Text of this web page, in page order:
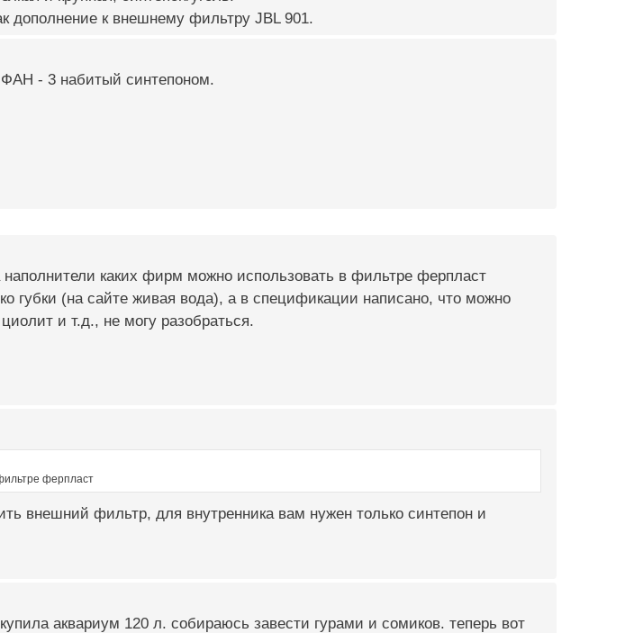
дополнение к внешнему фильтру JBL 901.
ФАН - 3 набитый синтепоном.
каких фирм можно использовать в фильтре ферпласт
губки (на сайте живая вода), а в спецификации написано, что можно
и т.д., не могу разобраться.
ферпласт
внешний фильтр, для внутренника вам нужен только синтепон и
аквариум 120 л. собираюсь завести гурами и сомиков. теперь вот